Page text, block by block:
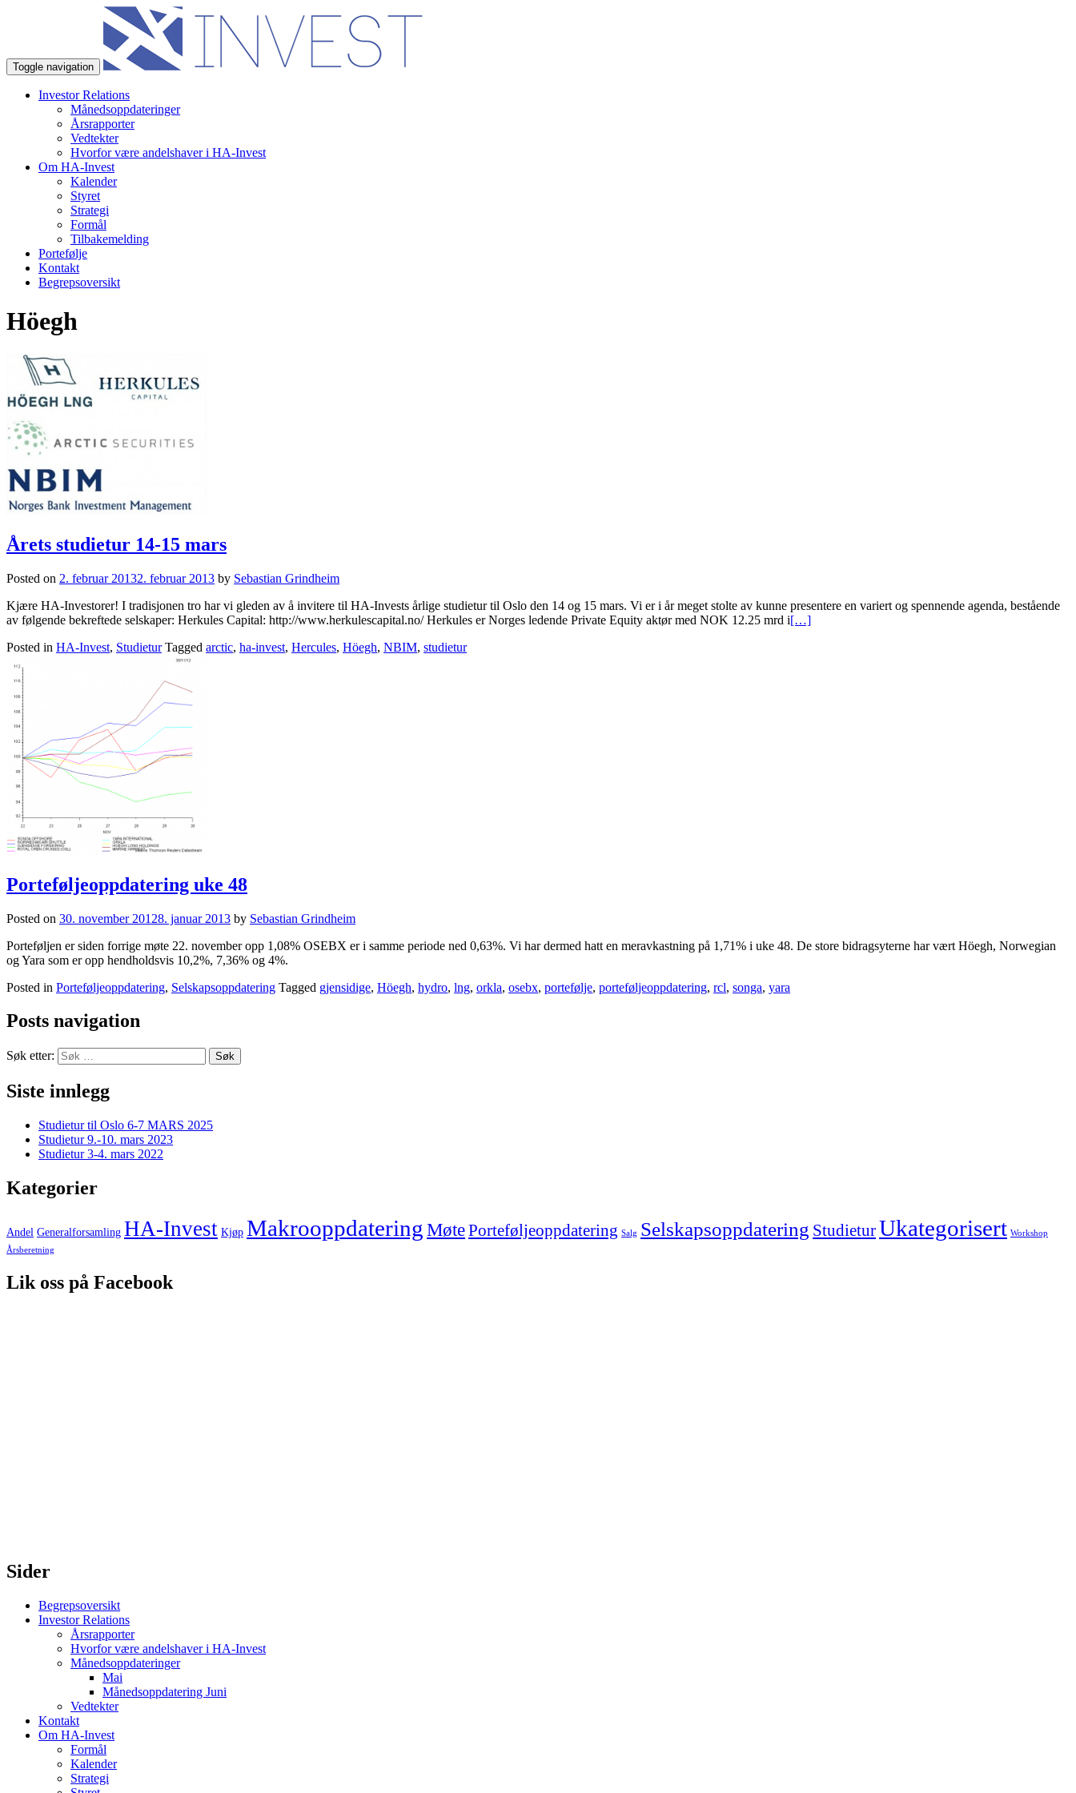
Toggle navigation
Investor Relations
Månedsoppdateringer
Årsrapporter
Vedtekter
Hvorfor være andelshaver i HA-Invest
Om HA-Invest
Kalender
Styret
Strategi
Formål
Tilbakemelding
Portefølje
Kontakt
Begrepsoversikt
Höegh
Årets studietur 14-15 mars
Posted on 2. februar 20132. februar 2013 by Sebastian Grindheim
Kjære HA-Investorer! I tradisjonen tro har vi gleden av å invitere til HA-Invests årlige studietur til Oslo den 14 og 15 mars. Vi er i år meget stolte av kunne presentere en variert og spennende agenda, bestående
av følgende bekreftede selskaper: Herkules Capital: http://www.herkulescapital.no/ Herkules er Norges ledende Private Equity aktør med NOK 12.25 mrd i[…]
Posted in HA-Invest, Studietur Tagged arctic, ha-invest, Hercules, Höegh, NBIM, studietur
Porteføljeoppdatering uke 48
Posted on 30. november 20128. januar 2013 by Sebastian Grindheim
Porteføljen er siden forrige møte 22. november opp 1,08% OSEBX er i samme periode ned 0,63%. Vi har dermed hatt en meravkastning på 1,71% i uke 48. De store bidragsyterne har vært Höegh, Norwegian
og Yara som er opp hendholdsvis 10,2%, 7,36% og 4%.
Posted in Porteføljeoppdatering, Selskapsoppdatering Tagged gjensidige, Höegh, hydro, lng, orkla, osebx, portefølje, porteføljeoppdatering, rcl, songa, yara
Posts navigation
Søk etter:
Siste innlegg
Studietur til Oslo 6-7 MARS 2025
Studietur 9.-10. mars 2023
Studietur 3-4. mars 2022
Kategorier
Andel Generalforsamling HA-Invest Kjøp MakrooppdateringMøtePorteføljeoppdatering Salg Selskapsoppdatering StudieturUkategorisert Workshop
Årsberetning
Lik oss på Facebook
Sider
Begrepsoversikt
Investor Relations
Årsrapporter
Hvorfor være andelshaver i HA-Invest
Månedsoppdateringer
Mai
Månedsoppdatering Juni
Vedtekter
Kontakt
Om HA-Invest
Formål
Kalender
Strategi